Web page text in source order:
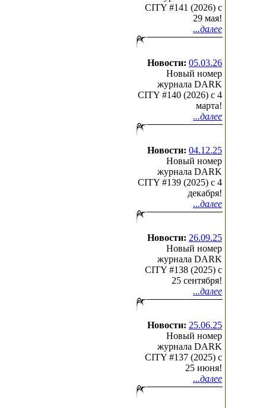
CITY #141 (2026) c
29 мая!
...далее
Новости: 05.03.26
Новый номер
журнала DARK
CITY #140 (2026) c 4
марта!
...далее
Новости: 04.12.25
Новый номер
журнала DARK
CITY #139 (2025) c 4
декабря!
...далее
Новости: 26.09.25
Новый номер
журнала DARK
CITY #138 (2025) c
25 сентября!
...далее
Новости: 25.06.25
Новый номер
журнала DARK
CITY #137 (2025) c
25 июня!
...далее